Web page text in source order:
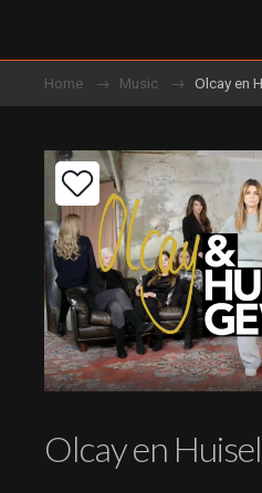
Home Music Olcay en
Olcay en